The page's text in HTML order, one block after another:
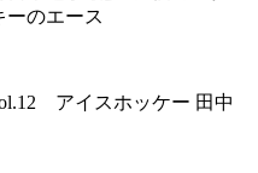
ーのエース